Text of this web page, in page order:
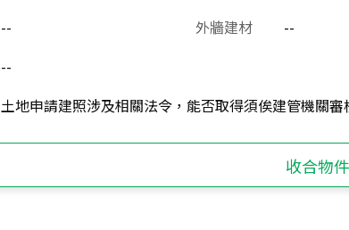
-- 外牆建材 --
--
土地申請建照涉及相關法令，能否取得須俟建管機關審
收合物